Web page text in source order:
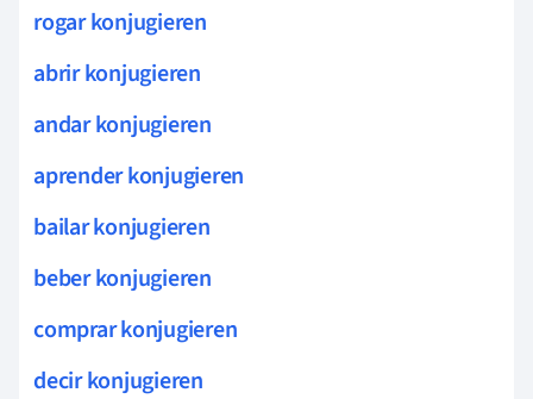
rogar konjugieren
abrir konjugieren
andar konjugieren
aprender konjugieren
bailar konjugieren
beber konjugieren
comprar konjugieren
decir konjugieren